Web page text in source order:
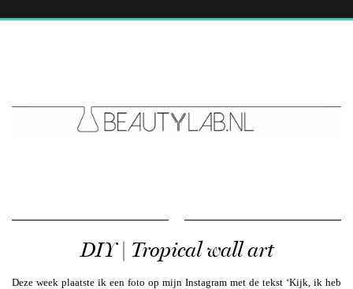
DIY | Tropical wall art
Deze week plaatste ik een foto op mijn Instagram met de tekst ‘Kijk, ik heb